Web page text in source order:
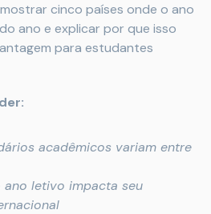
cinco países onde o ano
ano e explicar por que isso
para estudantes
acadêmicos variam entre
letivo impacta seu